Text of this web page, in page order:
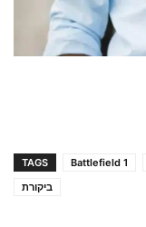
TAGS Battlefield 1
ביקורת